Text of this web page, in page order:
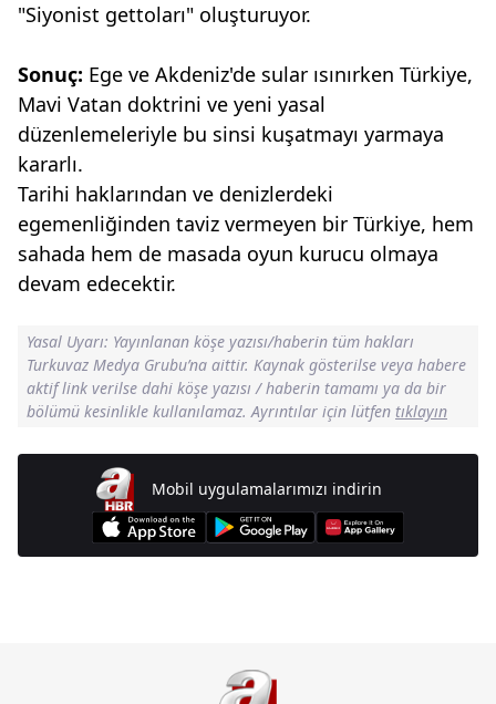
"Siyonist gettoları" oluşturuyor.
Sonuç: Ege ve Akdeniz'de sular ısınırken Türkiye,
Mavi Vatan doktrini ve yeni yasal
düzenlemeleriyle bu sinsi kuşatmayı yarmaya
kararlı.
Tarihi haklarından ve denizlerdeki
egemenliğinden taviz vermeyen bir Türkiye, hem
sahada hem de masada oyun kurucu olmaya
devam edecektir.
Yasal Uyarı: Yayınlanan köşe yazısı/haberin tüm hakları
Turkuvaz Medya Grubu’na aittir. Kaynak gösterilse veya habere
aktif link verilse dahi köşe yazısı / haberin tamamı ya da bir
bölümü kesinlikle kullanılamaz. Ayrıntılar için lütfen tıklayın
Mobil uygulamalarımızı indirin